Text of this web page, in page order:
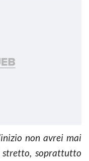
non avrei mai
stretto, soprattutto